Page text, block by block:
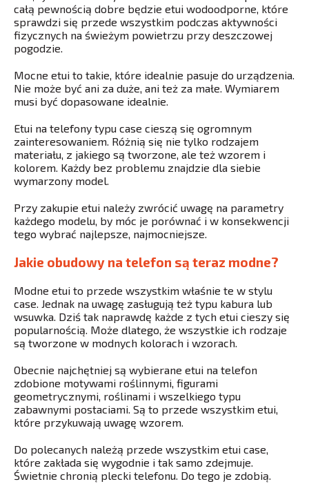
całą pewnością dobre będzie etui wodoodporne, które
sprawdzi się przede wszystkim podczas aktywności
fizycznych na świeżym powietrzu przy deszczowej
pogodzie.
Mocne etui to takie, które idealnie pasuje do urządzenia.
Nie może być ani za duże, ani też za małe. Wymiarem
musi być dopasowane idealnie.
Etui na telefony typu case cieszą się ogromnym
zainteresowaniem. Różnią się nie tylko rodzajem
materiału, z jakiego są tworzone, ale też wzorem i
kolorem. Każdy bez problemu znajdzie dla siebie
wymarzony model.
Przy zakupie etui należy zwrócić uwagę na parametry
każdego modelu, by móc je porównać i w konsekwencji
tego wybrać najlepsze, najmocniejsze.
Jakie obudowy na telefon są teraz modne?
Modne etui to przede wszystkim właśnie te w stylu
case. Jednak na uwagę zasługują też typu kabura lub
wsuwka. Dziś tak naprawdę każde z tych etui cieszy się
popularnością. Może dlatego, że wszystkie ich rodzaje
są tworzone w modnych kolorach i wzorach.
Obecnie najchętniej są wybierane etui na telefon
zdobione motywami roślinnymi, figurami
geometrycznymi, roślinami i wszelkiego typu
zabawnymi postaciami. Są to przede wszystkim etui,
które przykuwają uwagę wzorem.
Do polecanych należą przede wszystkim etui case,
które zakłada się wygodnie i tak samo zdejmuje.
Świetnie chronią plecki telefonu. Do tego je zdobią.